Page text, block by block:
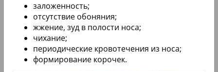
заложенность;
отсутствие обоняния;
жжение, зуд в полости носа;
чихание;
периодические кровотечения из носа;
формирование корочек.